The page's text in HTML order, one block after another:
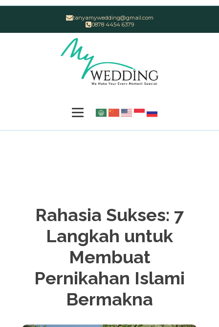
tanyamywedding@gmail.com
0878 4454 6379
Rahasia Sukses: 7
Langkah untuk
Membuat
Pernikahan Islami
Bermakna